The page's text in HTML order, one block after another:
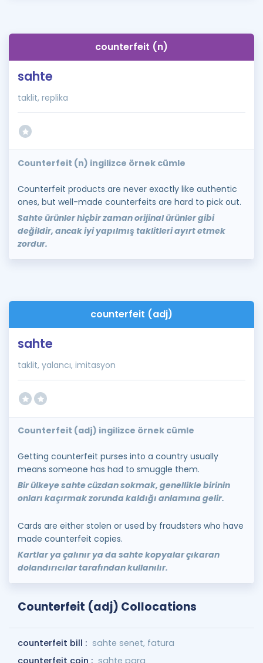
counterfeit (n)
sahte
taklit, replika
Counterfeit (n) ingilizce örnek cümle
Counterfeit products are never exactly like authentic
ones, but well-made counterfeits are hard to pick out.
Sahte ürünler hiçbir zaman orijinal ürünler gibi
değildir, ancak iyi yapılmış taklitleri ayırt etmek
zordur.
counterfeit (adj)
sahte
taklit, yalancı, imitasyon
Counterfeit (adj) ingilizce örnek cümle
Getting counterfeit purses into a country usually
means someone has had to smuggle them.
Bir ülkeye sahte cüzdan sokmak, genellikle birinin
onları kaçırmak zorunda kaldığı anlamına gelir.
Cards are either stolen or used by fraudsters who have
made counterfeit copies.
Kartlar ya çalınır ya da sahte kopyalar çıkaran
dolandırıcılar tarafından kullanılır.
Counterfeit (adj) Collocations
counterfeit bill : sahte senet, fatura
counterfeit coin : sahte para